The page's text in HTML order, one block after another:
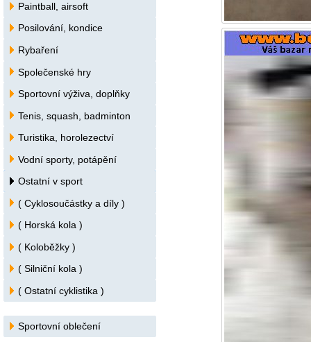
Paintball, airsoft
Posilování, kondice
Rybaření
Společenské hry
Sportovní výživa, doplňky
Tenis, squash, badminton
Turistika, horolezectví
Vodní sporty, potápění
Ostatní v sport
( Cyklosoučástky a díly )
( Horská kola )
( Koloběžky )
( Silniční kola )
( Ostatní cyklistika )
Sportovní oblečení